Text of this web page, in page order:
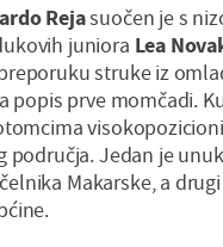
Rejasuočen je s
juniora Lea
struke iz
popis prve momčadi.
područja. Jedan je unuk
Makarske, a